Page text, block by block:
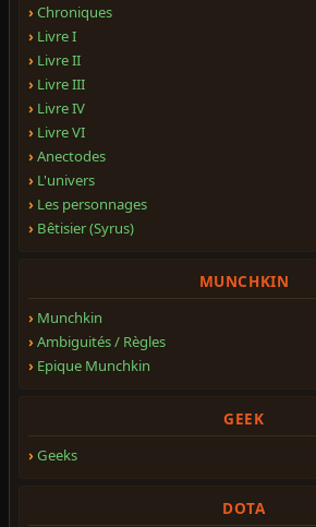
Chroniques
Livre I
Livre II
Livre III
Livre IV
Livre VI
Anectodes
L'univers
Les personnages
Bêtisier (Syrus)
MUNCHKIN
Munchkin
Ambiguités / Règles
Epique Munchkin
GEEK
Geeks
DOTA